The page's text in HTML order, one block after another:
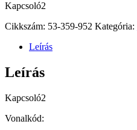
Kapcsoló2
Cikkszám: 53-359-952 Kategória:
Leírás
Leírás
Kapcsoló2
Vonalkód: